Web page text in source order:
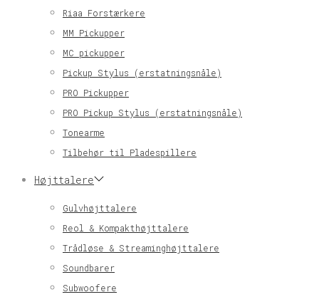
Riaa Forstærkere
MM Pickupper
MC pickupper
Pickup Stylus (erstatningsnåle)
PRO Pickupper
PRO Pickup Stylus (erstatningsnåle)
Tonearme
Tilbehør til Pladespillere
Højttalere
Gulvhøjttalere
Reol & Kompakthøjttalere
Trådløse & Streaminghøjttalere
Soundbarer
Subwoofere